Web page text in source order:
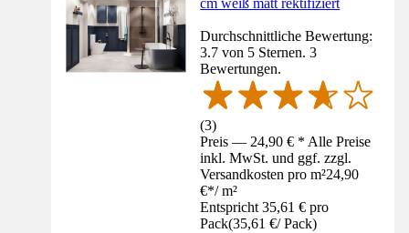
Durchschnittliche Bewertung:
3.7 von 5 Sternen. 3
Bewertungen.
(3)
Preis — 24,90 € * Alle Preise
inkl. MwSt. und ggf. zzgl.
Versandkosten pro m²24,90
€*/ m²
Entspricht 35,61 € pro
Pack(35,61 €/ Pack)